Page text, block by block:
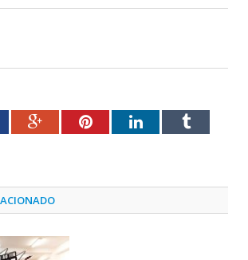
Google+PinterestLinkedInTumblr